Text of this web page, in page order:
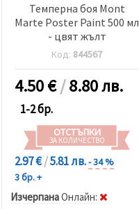
Темперна боя Mont
Marte Poster Paint 500 мл
- цвят жълт
Код: 844567
4.50€/8.80 лв.
1-2 бр.
ОТСТЪПКИ
ЗА КОЛИЧЕСТВО
2.97 €/5.81 лв.- 34 %
3 бр. +
ИзчерпанаOнлайн: